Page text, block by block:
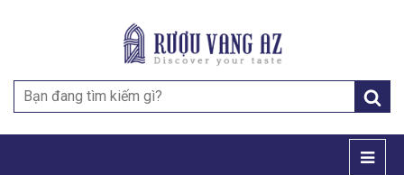
Search
for: